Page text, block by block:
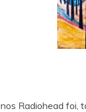
Radiohead foi,